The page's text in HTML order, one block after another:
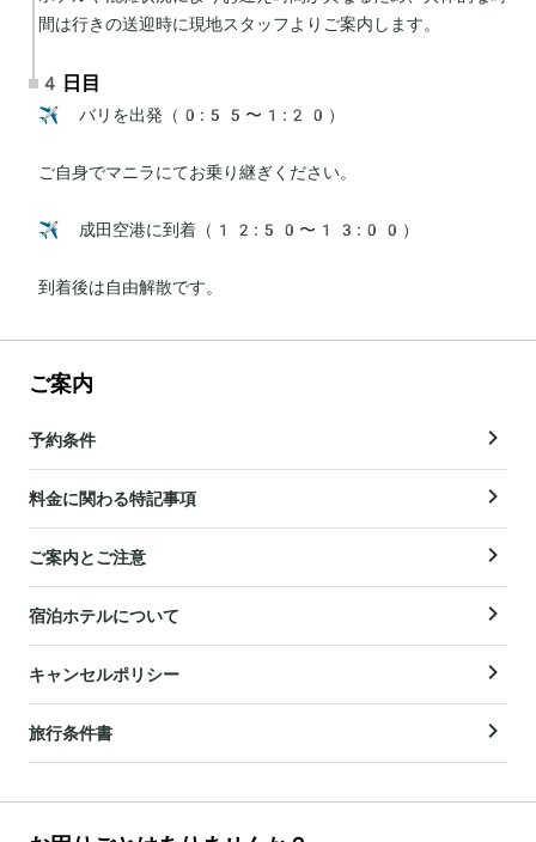
間は行きの送迎時に現地スタッフよりご案内します。
4日目
✈️ バリを出発（0:55〜1:20）
ご自身でマニラにてお乗り継ぎください。
✈️ 成田空港に到着（12:50〜13:00）
到着後は自由解散です。
ご案内
予約条件
料金に関わる特記事項
ご案内とご注意
宿泊ホテルについて
キャンセルポリシー
旅行条件書